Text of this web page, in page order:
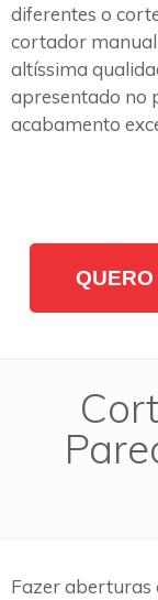
diferentes o
cortador
altíssima
apresentado no
acabamento
Fazer aberturas